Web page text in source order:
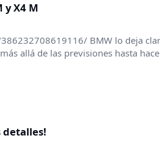
y X4 M
BMW lo deja
allá de las previsiones hasta
detalles!